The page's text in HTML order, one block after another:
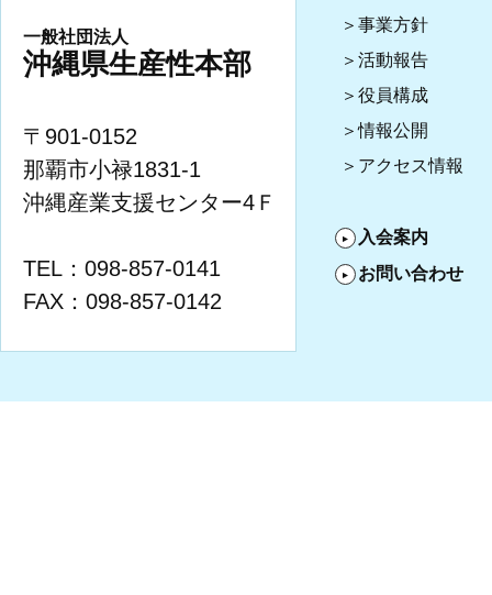
一般社団法人
沖縄県生産性本部
〒901-0152
那覇市小禄1831-1
沖縄産業支援センター4Ｆ
TEL：098-857-0141
FAX：098-857-0142
事業方針
活動報告
役員構成
情報公開
アクセス情報
入会案内
お問い合わせ